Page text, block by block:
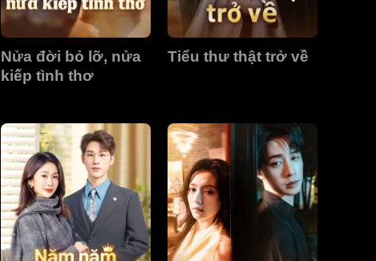
Nửa đời bỏ lỡ, nửa
kiếp tình thơ
Tiểu thư thật trở về